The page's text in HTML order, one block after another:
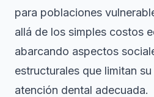
para poblaciones
allá de los simples costos
abarcando aspectos
estructurales que limitan
atención dental adecuada.